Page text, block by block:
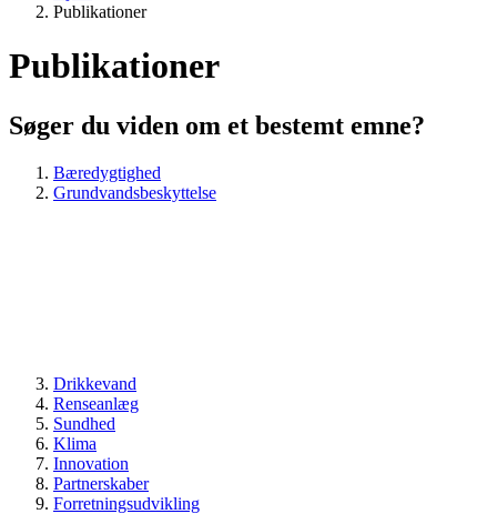
Publikationer
Publikationer
Søger du viden om et bestemt emne?
Bæredygtighed
Grundvandsbeskyttelse
Drikkevand
Renseanlæg
Sundhed
Klima
Innovation
Partnerskaber
Forretningsudvikling